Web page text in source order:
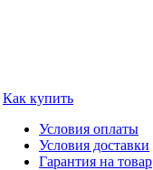
Как купить
Условия оплаты
Условия доставки
Гарантия на товар